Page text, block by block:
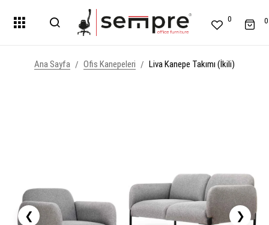
0 0
Ana Sayfa Ofis Kanepeleri Liva Kanepe Takımı (İkili)
❮ ❯